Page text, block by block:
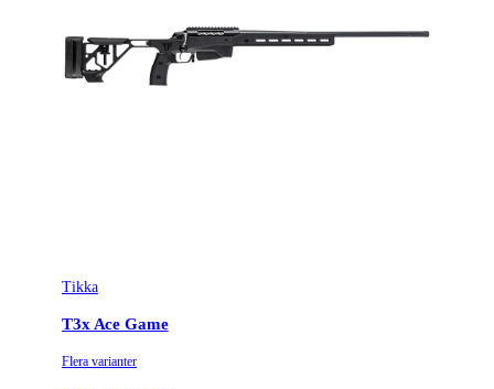
Tikka
T3x Ace Game
Flera varianter